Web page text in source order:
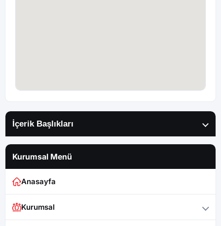
İçerik Başlıkları
Kurumsal Menü
Anasayfa
Kurumsal